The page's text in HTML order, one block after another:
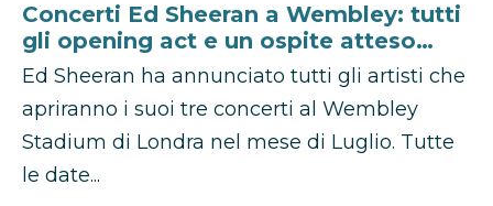
Concerti Ed Sheeran a Wembley: tutti
gli opening act e un ospite atteso…
Ed Sheeran ha annunciato tutti gli artisti che
apriranno i suoi tre concerti al Wembley
Stadium di Londra nel mese di Luglio. Tutte
le date...